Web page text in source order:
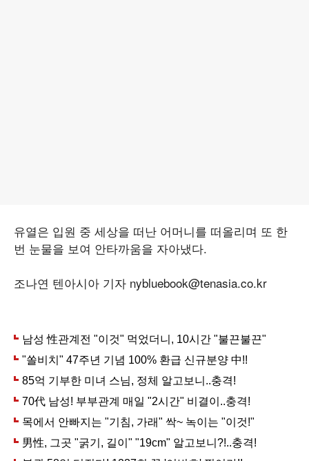
유열은 입원 중 세상을 떠난 어머니를 떠올리며 또 한
번 눈물을 보여 안타까움을 자아냈다.
조나연 텐아시아 기자 nybluebook@tenasia.co.kr